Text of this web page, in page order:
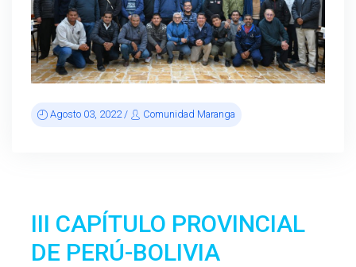
III CAPÍTULO PROVINCIAL
DE PERÚ-BOLIVIA
Agosto 03, 2022 / Comunidad Maranga